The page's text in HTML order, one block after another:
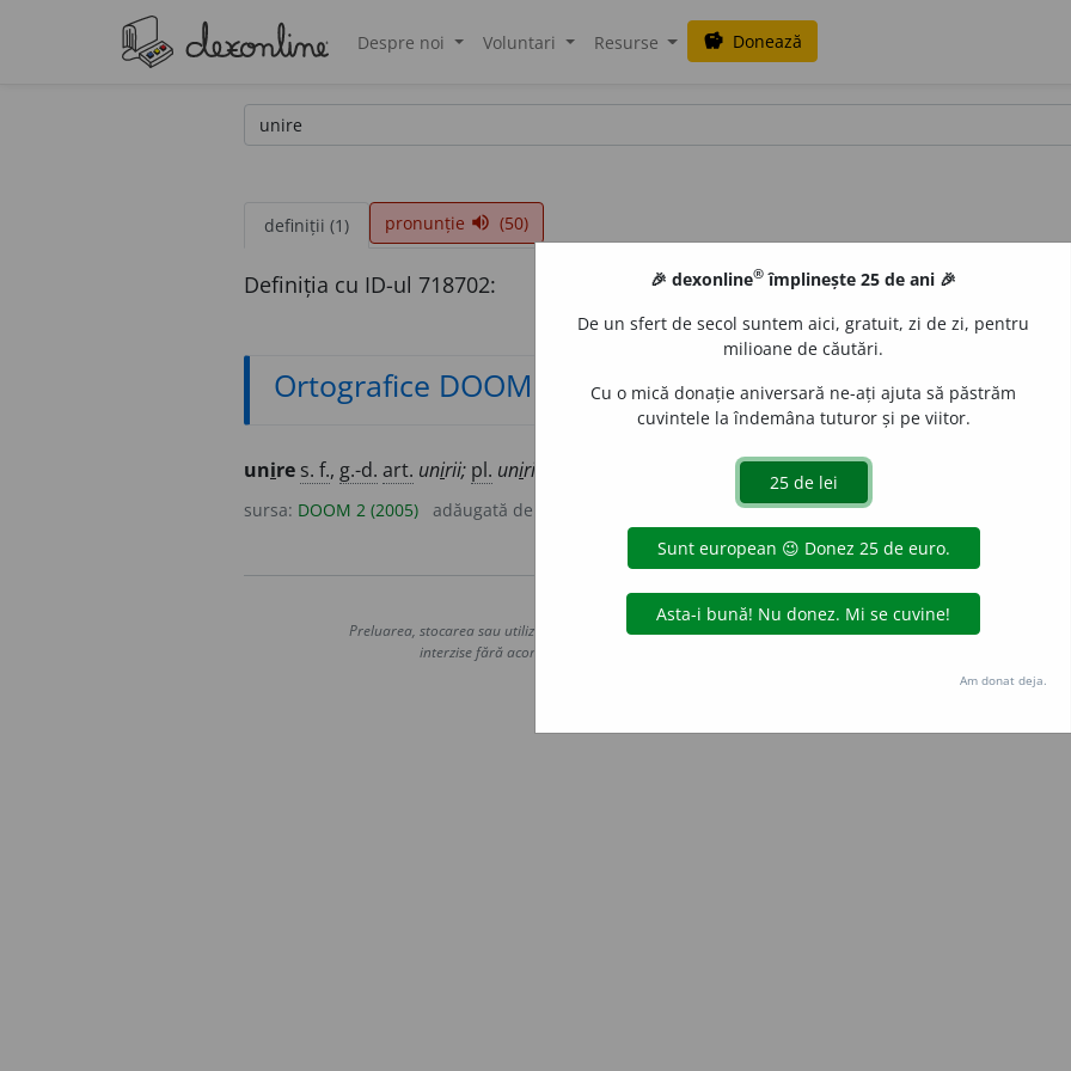
Despre noi Voluntari Resurse savings Donează
definiții (1) pronunție volume_up (50)
Definiția cu ID-ul 718702:
Ortografice DOOM
unire s. f., g.-d. art. unirii; pl. uniri
sursa: DOOM 2 (2005) adăugată de
Copyright © 2004-2026 dexonline (https://dexonline.ro)
Preluarea, stocarea sau utilizarea datelor de pe acest site, inclusiv prin orice metode de extragere automată
interzise fără acordul nostru prealabil scris, cu excepția seturilor de date oferite oficial spre utilizare
Hosterion
🎉 dexonline® împlinește 25 de ani 🎉
De un sfert de secol suntem aici, gratuit, zi de zi, pentru
milioane de căutări.
Cu o mică donație aniversară ne-ați ajuta să păstrăm
cuvintele la îndemâna tuturor și pe viitor.
Am donat deja.